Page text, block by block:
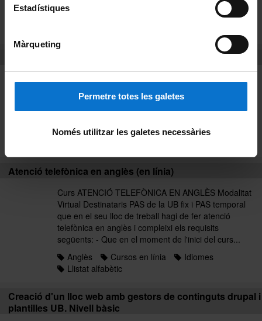
Estadístiques
Màrqueting
Permetre totes les galetes
Només utilitzar les galetes necessàries
Idiomes
Virtual Destinataris PAS de la UB fix i PAS temporal
que en el seu lloc de treball hagi de fer atenció
telefònica en anglès i compleixi els requisits
següents: - Que en el moment de l'inici del curs...
Atenció telefònica en anglès (en línia)
Curs ATENCIÓ TELEFÒNICA EN ANGLÈS Modalitat
Virtual Destinataris PAS de la UB fix i PAS temporal
que en el seu lloc de treball hagi de fer atenció
telefònica en anglès i compleixi els requisits
següents: - Que en el moment de l'inici del curs...
Anglès
Cursos en línia
Idiomes
Llistat alfabètic
Creació d'un lloc web amb gestors de continguts drupal i
plantilles UB. Nivell bàsic